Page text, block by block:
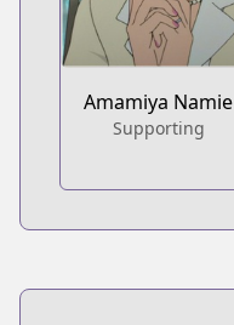
Amamiya Namie
Supporting